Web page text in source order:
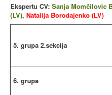
Ekspertu CV: Sanja Momčilovic
(LV), Natalija Borodajenko (LV)
5. grupa 2.sekcija
6. grupa